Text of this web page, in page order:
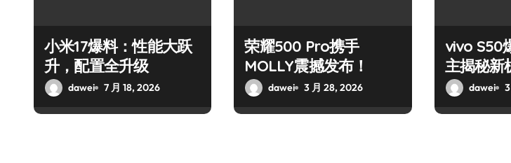
小米17爆料：性能大跃
升，配置全升级
dawei 7 月 18, 2026
荣耀500 Pro携手
MOLLY震撼发布！
dawei 3 月 28, 2026
vivo S50
主揭秘新
dawei